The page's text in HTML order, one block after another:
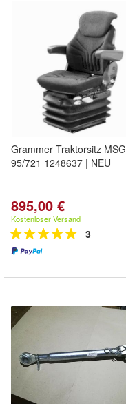
Grammer Traktorsitz MSG
95/721 1248637 | NEU
895,00 €
Kostenloser Versand
3